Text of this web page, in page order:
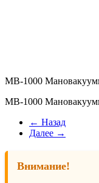
МВ-1000
МВ-1000
← Назад
Далее →
Внимание!